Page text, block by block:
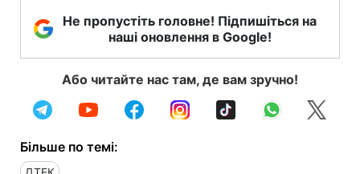
Не пропустіть головне! Підпишіться на
наші оновлення в Google!
Або читайте нас там, де вам зручно!
Більше по темі: